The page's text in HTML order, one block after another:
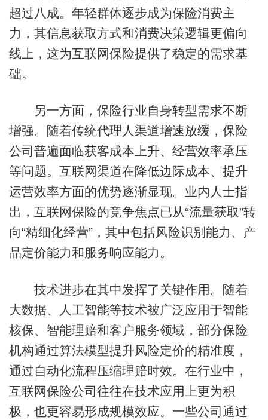
超过八成。年轻群体逐步成为保险消费主
力，其信息获取方式和消费决策逻辑更偏向
线上，这为互联网保险提供了稳定的需求基
础。
另一方面，保险行业自身转型需求不断
增强。随着传统代理人渠道增速放缓，保险
公司普遍面临获客成本上升、经营效率承压
等问题。互联网渠道在降低边际成本、提升
运营效率方面的优势逐渐显现。业内人士指
出，互联网保险的竞争焦点已从“流量获取”转
向“精细化经营”，其中包括风险识别能力、产
品定价能力和服务响应能力。
技术进步在其中发挥了关键作用。随着
大数据、人工智能等技术被广泛应用于智能
核保、智能理赔和客户服务领域，部分保险
机构通过算法模型提升风险定价的精准度，
通过自动化流程压缩理赔时效。在行业中，
互联网保险公司往往在技术应用上更为积
极，也更容易形成规模效应。一些公司通过